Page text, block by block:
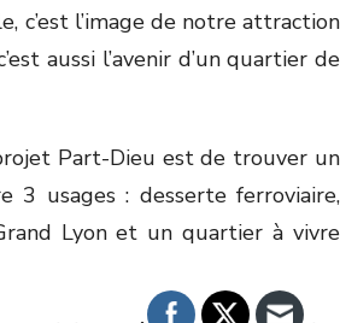
c’est l’image de notre attraction
aussi l’avenir d’un quartier de
Part-Dieu est de trouver un
3 usages : desserte ferroviaire,
Lyon et un quartier à vivre